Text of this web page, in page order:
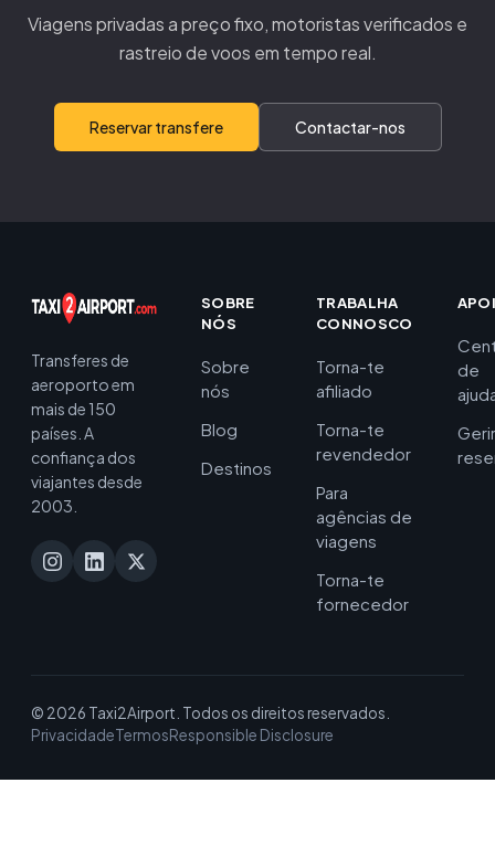
Viagens privadas a preço fixo, motoristas verificados e
rastreio de voos em tempo real.
Reservar transfere Contactar-nos
Transferes de
aeroporto em
mais de 150
países. A
confiança dos
viajantes desde
2003.
SOBRE
NÓS
Sobre
nós
Blog
Destinos
TRABALHA
CONNOSCO
Torna-te
afiliado
Torna-te
revendedor
Para
agências de
viagens
Torna-te
fornecedor
de
Gerir
© 2026 Taxi2Airport. Todos os direitos reservados.
PrivacidadeTermosResponsible Disclosure